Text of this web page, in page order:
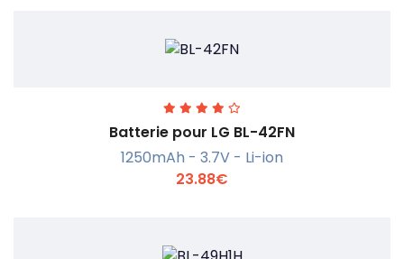
En savoir +
En savoir +
Batterie pour LG BL-42FN
1250mAh - 3.7V - Li-ion
23.88€